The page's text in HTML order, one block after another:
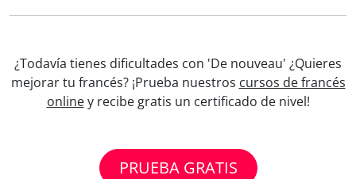
¿Todavía tienes dificultades con 'De nouveau' ¿Quieres
mejorar tu francés? ¡Prueba nuestros cursos de francés
onliney recibe gratis un certificado de nivel!
PRUEBA GRATIS